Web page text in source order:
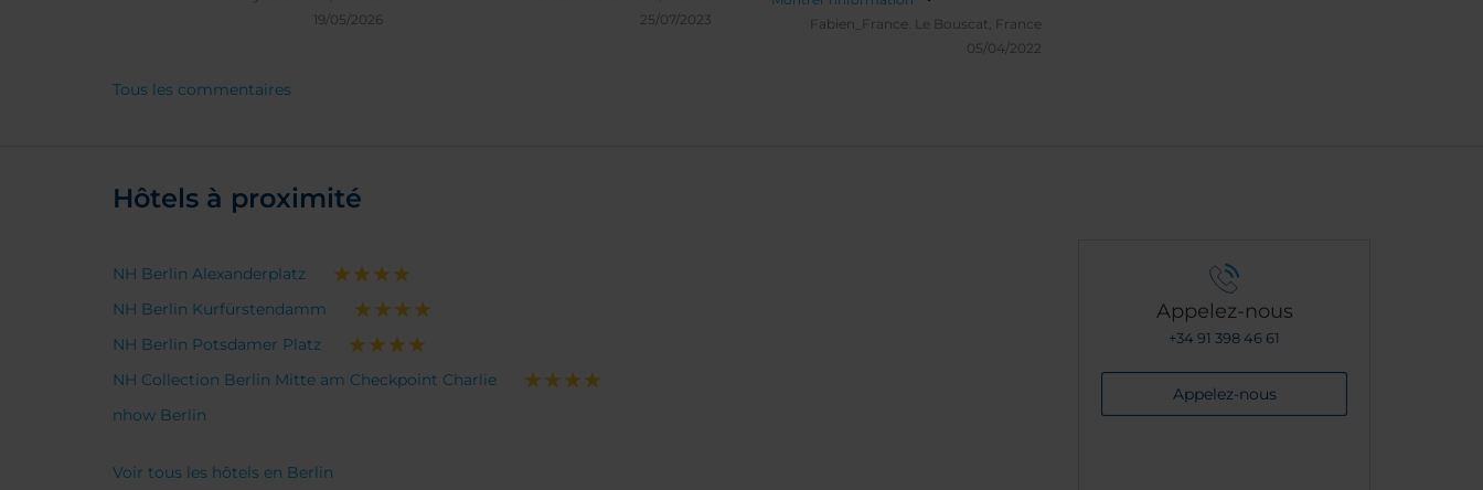
agréable, serviable et au petit19/05/2026
25/07/2023
frais). Implantation idéal pour
découvrir Berlin sur un week-end
Fabien_France. Le Bouscat, France
05/04/2022
Tous les commentaires
Hôtels à proximité
NH Berlin Alexanderplatz
NH Berlin Kurfürstendamm
NH Berlin Potsdamer Platz
NH Collection Berlin Mitte am Checkpoint Charlie
nhow Berlin
Voir tous les hôtels en Berlin
Appelez-nous
+34 91 398 46 61
Appelez-nous